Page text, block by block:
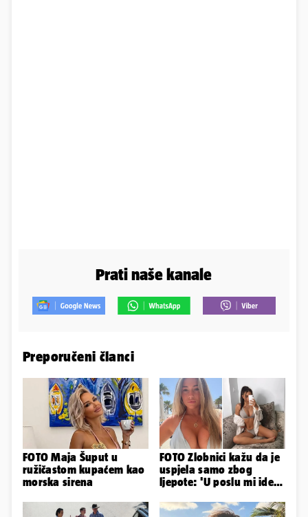
Prati naše kanale
Preporučeni članci
FOTO Maja Šuput u
ružičastom kupaćem kao
morska sirena
FOTO Zlobnici kažu da je
uspjela samo zbog
ljepote: 'U poslu mi ide